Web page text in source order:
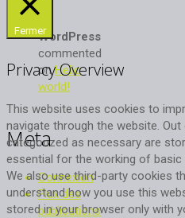
Mr
WordPress
commented
onHello
world!
Meta
Connexion
Flux des
publications
Fermer
Privacy Overview
This website uses cookies to
navigate through the website.
categorized as necessary are
essential for the working of
We also use third-party cookies
understand how you use this
stored in your browser only with